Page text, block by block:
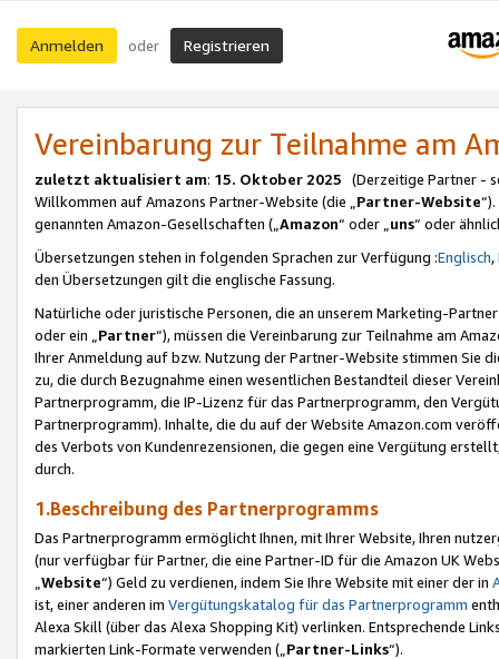
Anmelden oder Registrieren
Vereinbarung zur Teilnahme am
zuletzt aktualisiert am: 15. Oktober 2025 (Derzeitige Partner -
Willkommen auf Amazons Partner-Website (die „Partner-Website
genannten Amazon-Gesellschaften („Amazon“ oder „uns“ oder
Übersetzungen stehen in folgenden Sprachen zur Verfügung :Englisch,
den Übersetzungen gilt die englische Fassung.
Natürliche oder juristische Personen, die an unserem Marketing-
oder ein „Partner“), müssen die Vereinbarung zur Teilnahme am
Ihrer Anmeldung auf bzw. Nutzung der Partner-Website stimmen Sie
zu, die durch Bezugnahme einen wesentlichen Bestandteil dieser
Partnerprogramm, die IP-Lizenz für das Partnerprogramm, den
Partnerprogramm). Inhalte, die du auf der Website Amazon.com
des Verbots von Kundenrezensionen, die gegen eine Vergütung
durch.
1.Beschreibung des Partnerprogramms
Das Partnerprogramm ermöglicht Ihnen, mit Ihrer Website, Ihren
(nur verfügbar für Partner, die eine Partner-ID für die Amazon UK
Website“) Geld zu verdienen, indem Sie Ihre Website mit einer der in
ist, einer anderen im Vergütungskatalog für das Partnerprogramm
Alexa Skill (über das Alexa Shopping Kit) verlinken. Entsprechende
markierten Link-Formate verwenden („ Partner-Links“).